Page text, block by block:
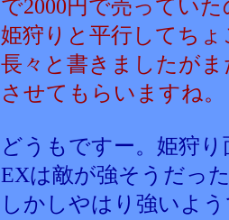
で2000円で売ってい
姫狩りと平行してち
長々と書きましたが
させてもらいますね
どうもですー。姫狩
EXは敵が強そうだっ
しかしやはり強いよ